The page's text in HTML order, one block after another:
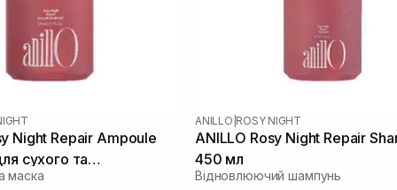
Night Repair Ampoule
сухого та
волосся 200 мл
маска
ANILLO ROSY NIGHT
ANILLO Rosy Night Repair
450 мл
Відновлюючий шампунь